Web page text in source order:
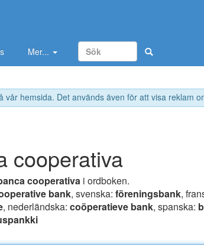
hemsida. Det används även för att visa reklam
Mer...
cooperativa
cooperativa i ordboken.
bank, svenska: föreningsbank,
, nederländska: coöperatieve bank, spanska: